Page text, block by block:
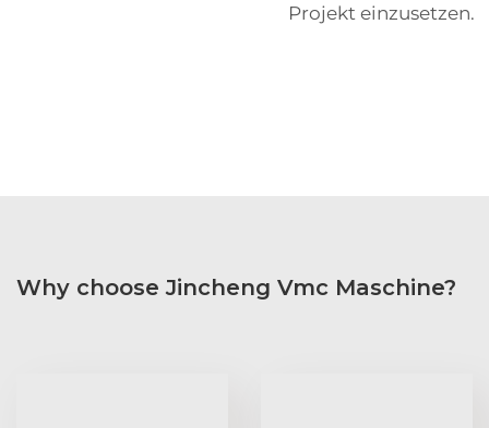
Projekt einzusetzen.
Why choose Jincheng Vmc Maschine?